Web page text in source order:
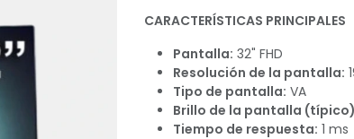
CARACTERÍSTICAS PRINCIPALES
Pantalla: 32" FHD
Resolución de la pantalla:
Tipo de pantalla: VA
Brillo de la pantalla
Tiempo de respuesta: 1 ms